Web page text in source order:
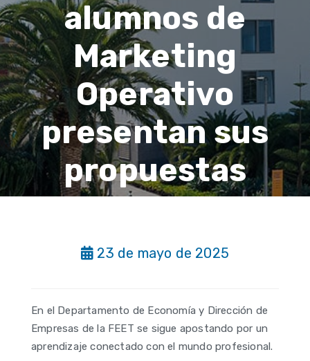
alumnos de
Marketing
Operativo
presentan sus
propuestas
23 de mayo de 2025
En el Departamento de Economía y Dirección de
Empresas de la FEET se sigue apostando por un
aprendizaje conectado con el mundo profesional.